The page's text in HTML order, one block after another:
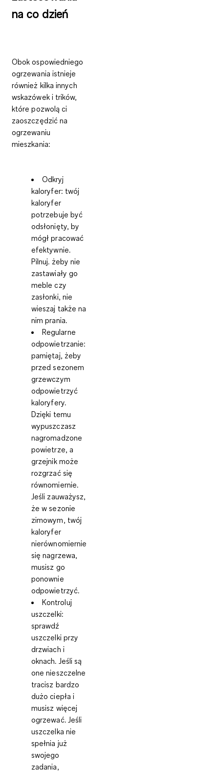
na co dzień
Obok ospowiedniego
ogrzewania istnieje
również kilka innych
wskazówek i trików,
które pozwolą ci
zaoszczędzić na
ogrzewaniu
mieszkania:
Odkryj
kaloryfer: twój
kaloryfer
potrzebuje być
odsłonięty, by
mógł pracować
efektywnie.
Pilnuj. żeby nie
zastawiały go
meble czy
zasłonki, nie
wieszaj także na
nim prania.
Regularne
odpowietrzanie:
pamiętaj, żeby
przed sezonem
grzewczym
odpowietrzyć
kaloryfery.
Dzięki temu
wypuszczasz
nagromadzone
powietrze, a
grzejnik może
rozgrzać się
równomiernie.
Jeśli zauważysz,
że w sezonie
zimowym, twój
kaloryfer
nierównomiernie
się nagrzewa,
musisz go
ponownie
odpowietrzyć.
Kontroluj
uszczelki:
sprawdź
uszczelki przy
drzwiach i
oknach. Jeśli są
one nieszczelne
tracisz bardzo
dużo ciepła i
musisz więcej
ogrzewać. Jeśli
uszczelka nie
spełnia już
swojego
zadania,